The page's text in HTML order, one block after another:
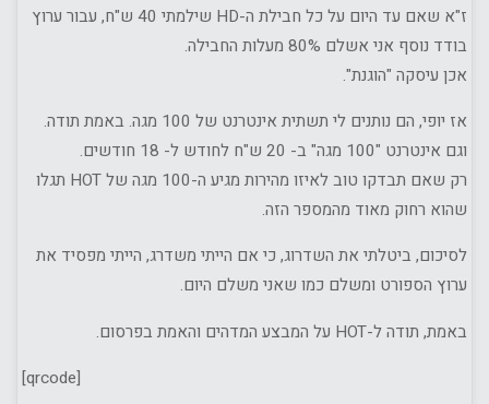
ז"א שאם עד היום על כל חבילת ה-HD שילמתי 40 ש"ח, עבור ערוץ
בודד נוסף אני אשלם 80% מעלות החבילה.
אכן עיסקה "הוגנת".
אז יופי, הם נותנים לי תשתית אינטרנט של 100 מגה. באמת תודה.
וגם אינטרנט "100 מגה" ב- 20 ש"ח לחודש ל- 18 חודשים.
רק שאם תבדקו טוב לאיזו מהירות מגיע ה-100 מגה של HOT תגלו
שהוא רחוק מאוד מהמספר הזה.
לסיכום, ביטלתי את השדרוג, כי אם הייתי משדרג, הייתי מפסיד את
ערוץ הספורט ומשלם כמו שאני משלם היום.
באמת, תודה ל-HOT על המבצע המדהים והאמת בפרסום.
[qrcode]